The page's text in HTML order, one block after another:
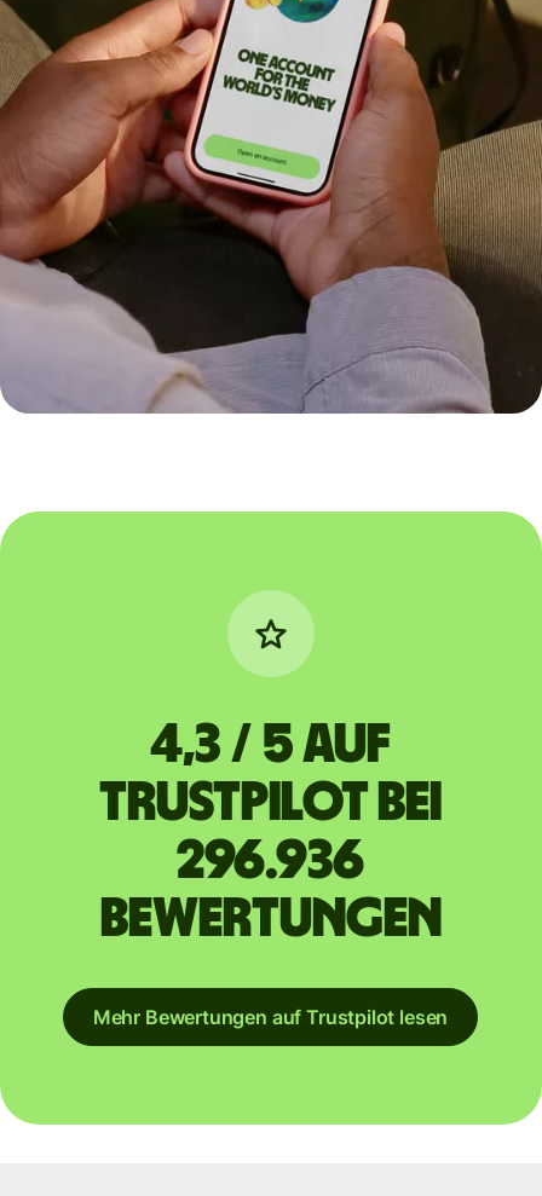
4,3 / 5 auf
Trustpilot bei
296.936
Bewertungen
Mehr Bewertungen auf Trustpilot lesen